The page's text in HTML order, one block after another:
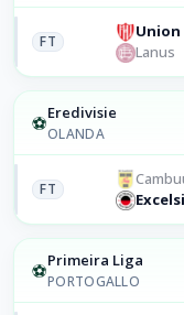
FT
Union
Lanus
⚽Eredivisie
OLANDA
FT
⚽Primeira Liga
PORTOGALLO